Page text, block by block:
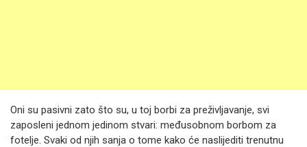
Oni su pasivni zato što su, u toj borbi za preživljavanje, svi
zaposleni jednom jedinom stvari: međusobnom borbom za
fotelje. Svaki od njih sanja o tome kako će naslijediti trenutnu